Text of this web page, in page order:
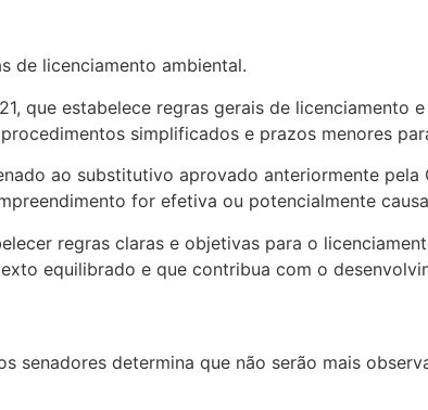
de licenciamento ambiental.
que estabelece regras gerais de licenciamento
simplificados e prazos menores
ao substitutivo aprovado anteriormente pela
for efetiva ou potencialmente
regras claras e objetivas para o
equilibrado e que contribua com o
senadores determina que não serão mais